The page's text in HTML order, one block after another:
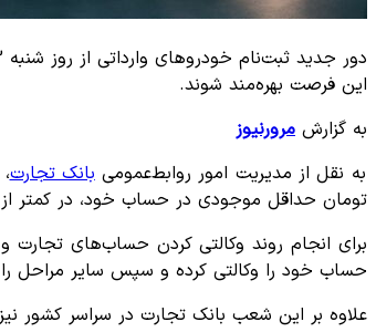
این فرصت بهر‌ه‌مند شوند.
به گزارش مرورنیوز
به نقل از مدیریت امور روابط‌عمومیبانک تجارت
تومان حداقل موجودی در حساب خود، در کمتر
حساب خود را وکالتی کرده و سپس سایر مراحل را
علاوه بر این شعب بانک تجارت در سراسر کشور